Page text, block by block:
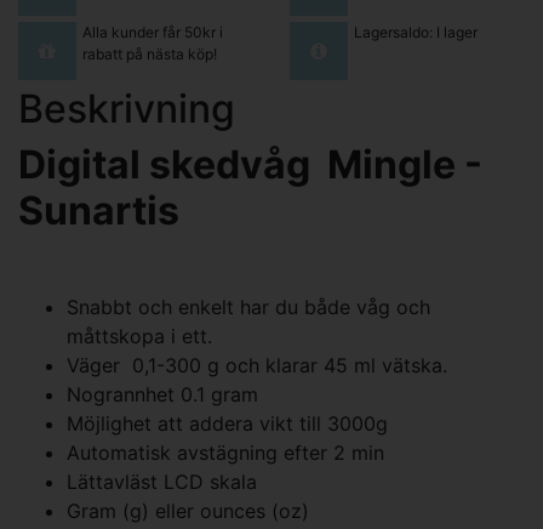
Alla kunder får 50kr i
rabatt på nästa köp!
Lagersaldo: I lager
Beskrivning
Digital skedvåg Mingle -
Sunartis
Snabbt och enkelt har du både våg och
måttskopa i ett.
Väger 0,1-300 g och klarar 45 ml vätska.
Nogrannhet 0.1 gram
Möjlighet att addera vikt till 3000g
Automatisk avstägning efter 2 min
Lättavläst LCD skala
Gram (g) eller ounces (oz)